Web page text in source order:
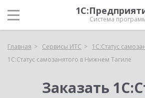
Система
Главная Сервисы ИТС
1С:Статус
1С:Статус самозанятого в Нижнем Тагиле
Заказать